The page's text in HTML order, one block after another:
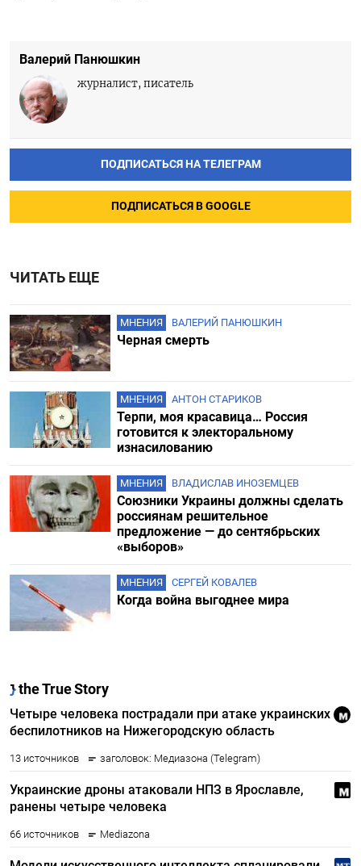
Валерий Панюшкин
журналист, писатель
ПОДПИСАТЬСЯ НА ТЕЛЕГРАМ
ПОДПИСАТЬСЯ В GOOGLE
ЧИТАТЬ ЕЩЕ
МНЕНИЯ ВАЛЕРИЙ ПАНЮШКИН
Черная смерть
МНЕНИЯ АНТОН СТАРИКОВ
Терпи, моя красавица… Россия
готовится к электоральному
изнасилованию
МНЕНИЯ ВЛАДИСЛАВ ИНОЗЕМЦЕВ
Союзники Украины должны сделать
россиянам решительное
предложение — до сентябрьских
«выборов»
МНЕНИЯ СЕРГЕЙ КОВАЛЕВ
Когда война выгоднее мира